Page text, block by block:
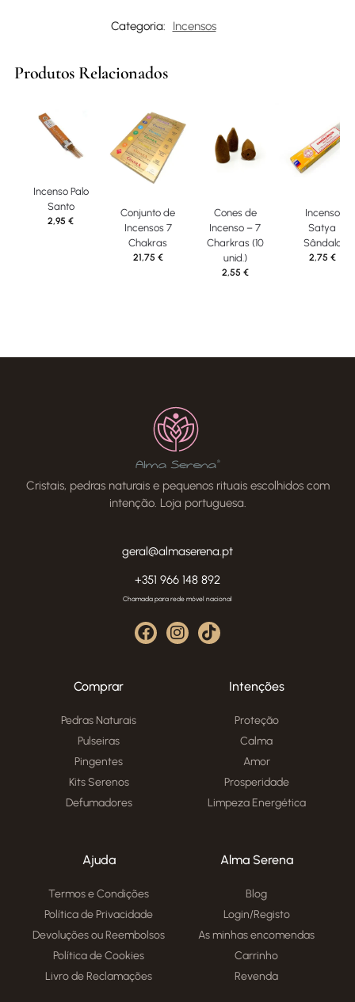
Categoria: Incensos
Produtos Relacionados
Incenso Palo
Santo
2,95€
Conjunto de
Incensos 7
Chakras
21,75 €
Cones de
Incenso – 7
Charkras (10
unid.)
2,55 €
Incenso
Satya
Sândalo
2,75 €
Cristais, pedras naturais e pequenos rituais escolhidos com
intenção. Loja portuguesa.
geral@almaserena.pt
+351 966 148 892
Chamada para rede móvel nacional
Comprar
Pedras Naturais
Pulseiras
Pingentes
Kits Serenos
Defumadores
Intenções
Proteção
Calma
Amor
Prosperidade
Limpeza Energética
Ajuda
Termos e Condições
Política de Privacidade
Devoluções ou Reembolsos
Política de Cookies
Livro de Reclamações
Alma Serena
Blog
Login/Registo
As minhas encomendas
Carrinho
Revenda